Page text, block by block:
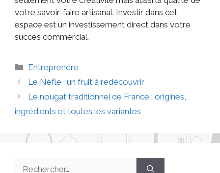
votre savoir-faire artisanal. Investir dans cet
espace est un investissement direct dans votre
succès commercial.
Entreprendre
Le Nèfle : un fruit à redécouvrir
Le nougat traditionnel de France : origines,
ingrédients et toutes les variantes